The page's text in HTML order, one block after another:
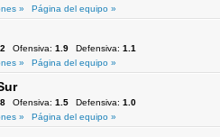
»
Página del equipo »
Ofensiva: 1.9 Defensiva: 1.1
»
Página del equipo »
Ofensiva: 1.5 Defensiva: 1.0
»
Página del equipo »